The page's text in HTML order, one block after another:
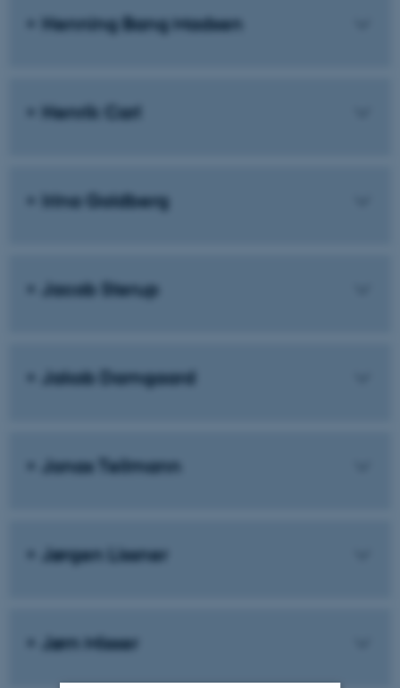
Henning Bang Madsen
Henrik Carl
Irina Goldberg
Jacob Sterup
Jakob Damgaard
Jonas Teilmann
Jørgen Lissner
Jørn Misser